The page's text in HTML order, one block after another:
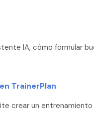
IA, cómo formular
TrainerPlan
crear un